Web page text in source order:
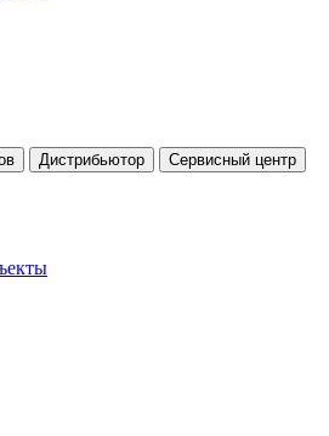
Дистрибьютор Сервисный центр